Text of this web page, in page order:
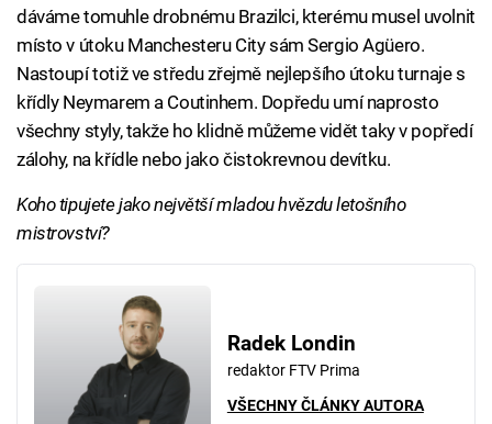
dáváme tomuhle drobnému Brazilci, kterému musel uvolnit
místo v útoku Manchesteru City sám Sergio Agüero.
Nastoupí totiž ve středu zřejmě nejlepšího útoku turnaje s
křídly Neymarem a Coutinhem. Dopředu umí naprosto
všechny styly, takže ho klidně můžeme vidět taky v popředí
zálohy, na křídle nebo jako čistokrevnou devítku.
Koho tipujete jako největší mladou hvězdu letošního
mistrovství?
Radek Londin
redaktor FTV Prima
VŠECHNY ČLÁNKY AUTORA